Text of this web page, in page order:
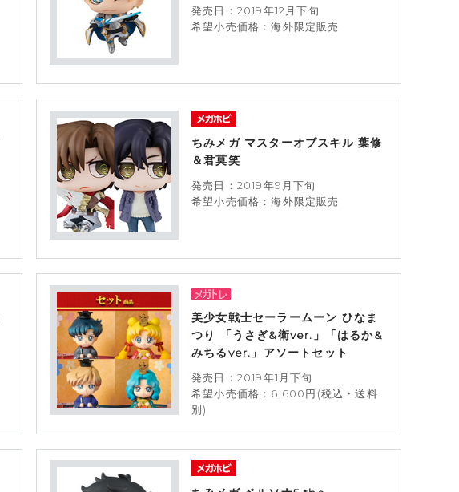
発売日：2019年12月下旬
希望小売価格：海外限定販売
ちみメガ マスターオブスキル 葉修
＆君莫笑
発売日：2019年9月下旬
希望小売価格：海外限定販売
美少女戦士セーラームーン ひなま
つり 「うさぎ&衛ver.」「はるか&
みちるver.」アソートセット
発売日：2019年1月下旬
希望小売価格：6,600円(税込・送料
別)